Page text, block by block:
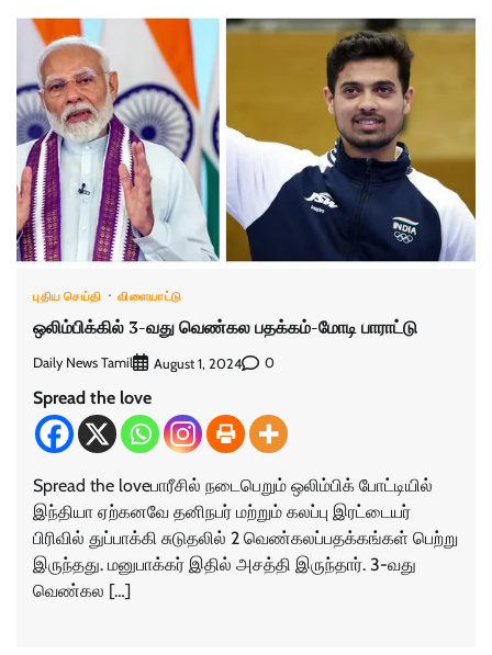
புதிய செய்தி விளையாட்டு
ஒலிம்பிக்கில் 3-வது வெண்கல பதக்கம்-மோடி பாராட்டு
Daily News Tamil August 1, 2024 0
Spread the love
Spread the loveபாரீசில் நடைபெறும் ஒலிம்பிக் போட்டியில்
இந்தியா ஏற்கனவே தனிநபர் மற்றும் கலப்பு இரட்டையர்
பிரிவில் துப்பாக்கி சுடுதலில் 2 வெண்கலப்பதக்கங்கள் பெற்று
இருந்தது. மனுபாக்கர் இதில் அசத்தி இருந்தார். 3-வது
வெண்கல […]